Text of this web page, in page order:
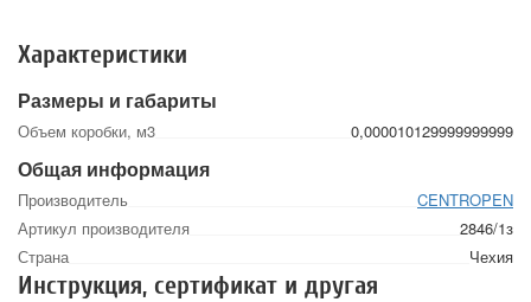
Характеристики
Размеры и габариты
Объем коробки, м3 0,000010129999999999
Общая информация
Производитель
CENTROPEN
Артикул производителя
2846/1з
Страна
Чехия
Инструкция, сертификат и другая